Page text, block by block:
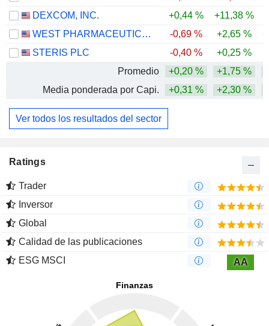
DEXCOM, INC.
+0,44 % +11,38 %
WEST PHARMACEUTICAL SERVICES, INC.
-0,69 % +2,65 %
STERIS PLC
-0,40 % +0,25 %
Promedio
+0,20 % +1,75 %
Media ponderada por Capi.
+0,31 % +2,30 %
Ver todos los resultados del sector
Ratings
Trader
Inversor
Global
Calidad de las publicaciones
ESG MSCI
AA